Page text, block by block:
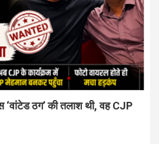
को खुली चेतावनी, कहा- अमेरिकी सैनिकों ने
‘वांटेड ठग’ की तलाश थी, वह CJP